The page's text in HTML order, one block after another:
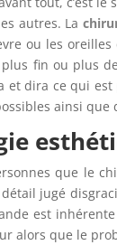
autres. La
ou les oreilles
fin ou plus
dira ce qui
ainsi
que le
jugé
est
alors que le